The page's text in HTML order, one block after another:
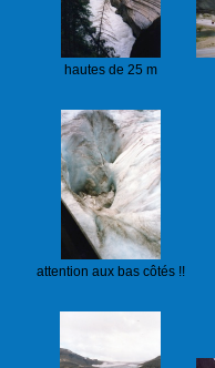
hautes de 25 m
attention aux bas côtés !!